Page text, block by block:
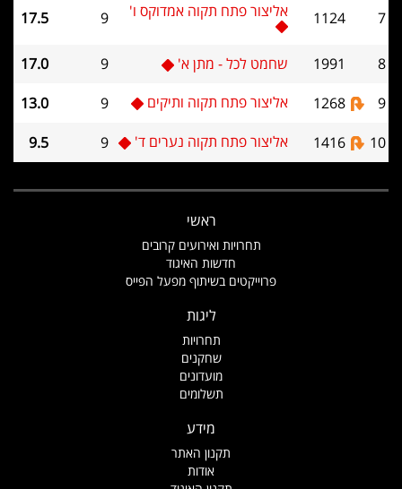
7
1124 אליצור פתח תקוה אמדוקס ו' 9
17.5
8
1991 שחמט לכל - מתן א' 9
17.0
9
1268 אליצור פתח תקוה ותיקים 9
13.0
10
1416 אליצור פתח תקוה נערים ד' 9
9.5
ראשי
תחרויות ואירועים קרובים
חדשות האיגוד
פרוייקטים בשיתוף מפעל הפייס
ליגות
תחרויות
שחקנים
מועדונים
תשלומים
מידע
תקנון האתר
אודות